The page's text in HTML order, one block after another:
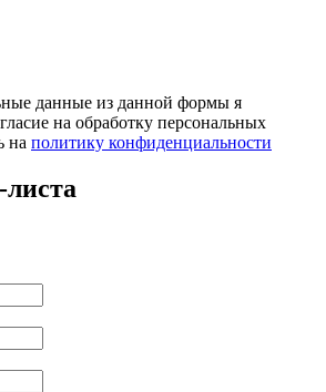
данные из данной формы я
на обработку персональных
на политику конфиденциальности
листа